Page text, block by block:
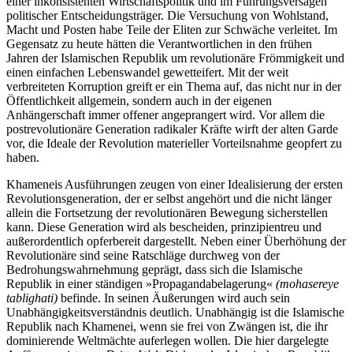
politischer Ent­scheidungsträger. Die Versuchung von Wohlstand,
Macht und Posten habe Teile der Eliten zur Schwäche verleitet. Im
Gegensatz zu heute hätten die Verantwortlichen in den frühen
Jahren der Islamischen Republik um revolutionäre Frömmigkeit und
einen einfachen Lebenswandel gewetteifert. Mit der weit
verbreiteten Korruption greift er ein Thema auf, das nicht nur in der
Öffentlichkeit allgemein, sondern auch in der eigenen
Anhängerschaft immer offener angeprangert wird. Vor allem die
postrevolutionäre Generation radikaler Kräfte wirft der alten Garde
vor, die Ideale der Revolution materieller Vorteilsnahme geopfert zu
haben.
Khameneis Ausführungen zeugen von einer Idea­lisierung der ersten
Revolutionsgeneration, der er selbst angehört und die nicht länger
allein die Fort­setzung der revolutionären Bewegung sicherstellen
kann. Diese Generation wird als bescheiden, prinzi­pientreu und
außerordentlich opferbereit dargestellt. Neben einer Überhöhung der
Revolutionäre sind seine Ratschläge durchweg von der
Bedrohungswahrnehmung geprägt, dass sich die Islamische
Republik in einer ständigen »Propagandabelagerung« (mohasereye
tablighati) befinde. In seinen Äußerungen wird auch sein
Unabhängigkeitsverständnis deutlich. Unabhängig ist die Islamische
Republik nach Khame­nei, wenn sie frei von Zwängen ist, die ihr
dominierende Weltmächte auferlegen wollen. Die hier dar­gelegte